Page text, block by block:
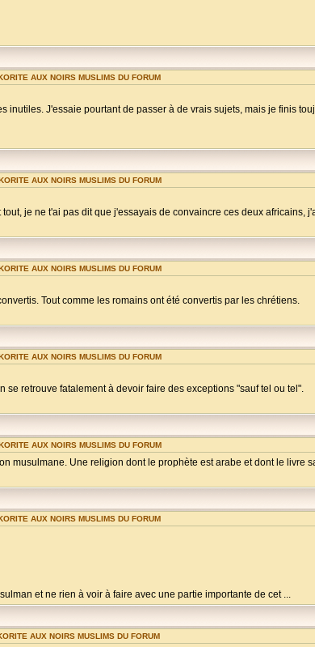
AUX NOIRS MUSLIMS DU FORUM
J'essaie pourtant de passer à de vrais sujets, mais je finis
AUX NOIRS MUSLIMS DU FORUM
je ne t'ai pas dit que j'essayais de convaincre ces deux africains,
AUX NOIRS MUSLIMS DU FORUM
Tout comme les romains ont été convertis par les chrétiens.
AUX NOIRS MUSLIMS DU FORUM
retrouve fatalement à devoir faire des exceptions "sauf tel ou tel".
AUX NOIRS MUSLIMS DU FORUM
musulmane. Une religion dont le prophète est arabe et dont le livre
AUX NOIRS MUSLIMS DU FORUM
et ne rien à voir à faire avec une partie importante de cet ...
AUX NOIRS MUSLIMS DU FORUM